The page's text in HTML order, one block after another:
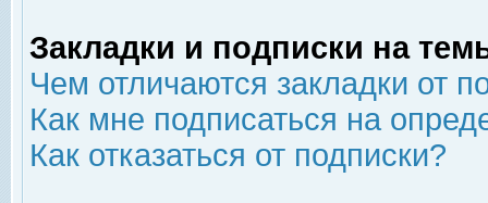
Закладки и подписки на
Чем отличаются закладки от
Как мне подписаться на
Как отказаться от подписки?